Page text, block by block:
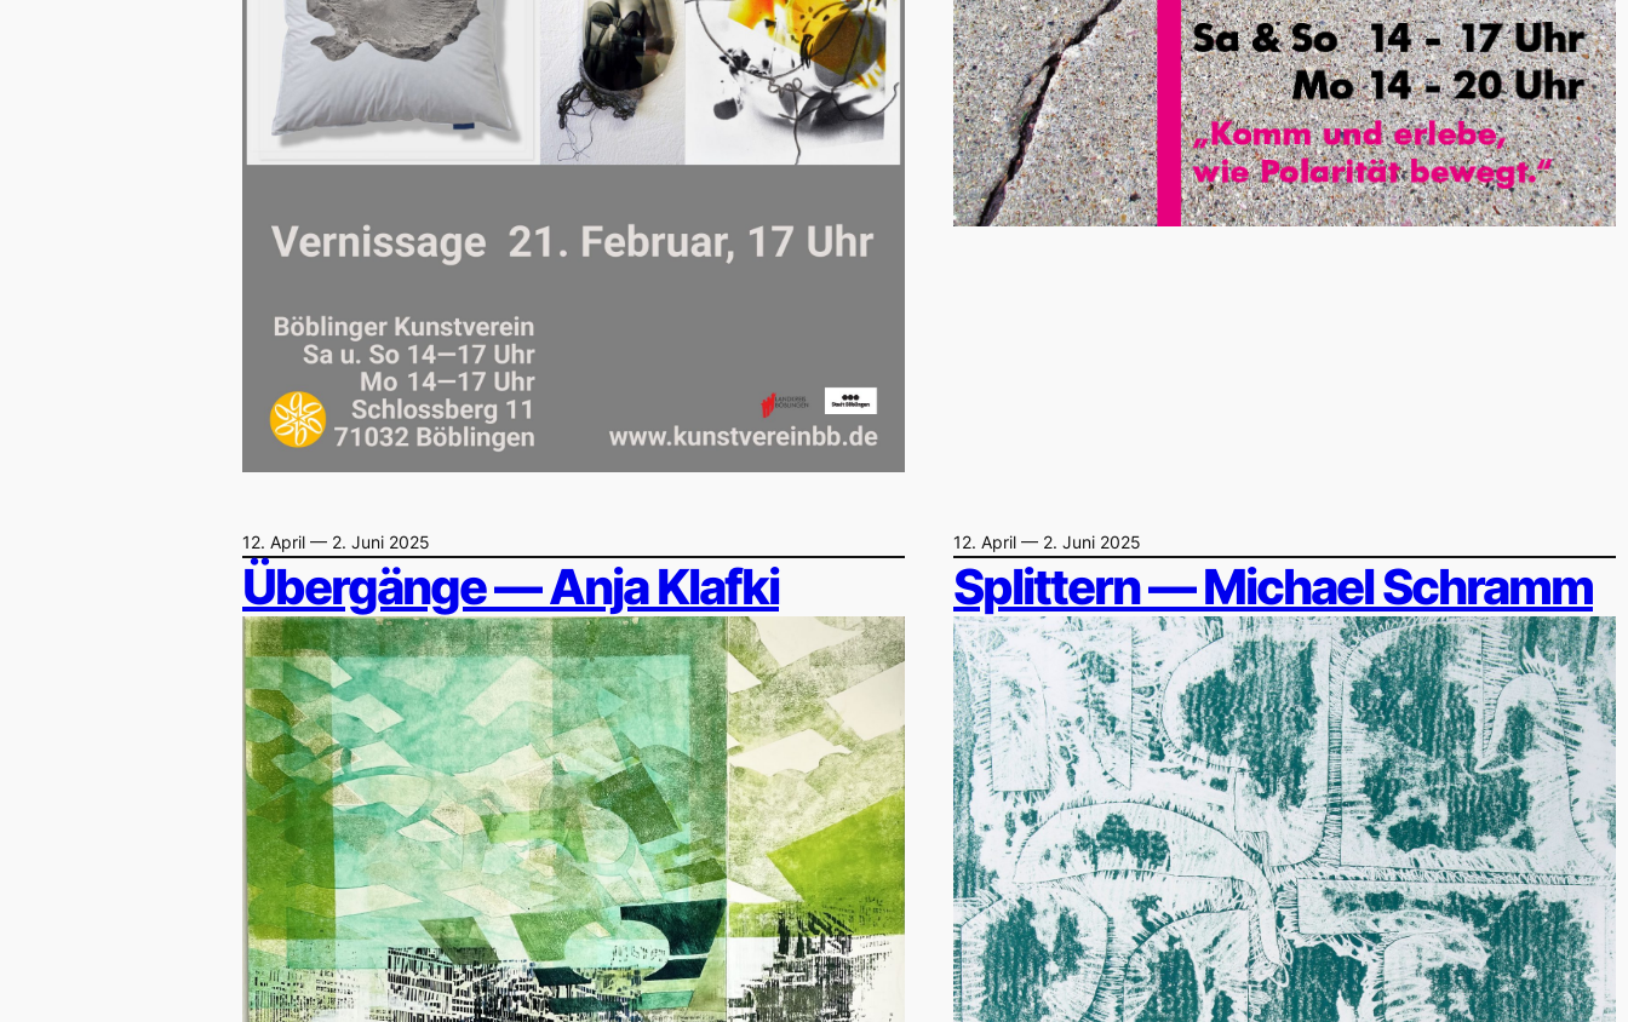
12. April — 2. Juni 2025
Übergänge — Anja Klafki
12. April — 2. Juni 2025
Splittern — Michael Schramm